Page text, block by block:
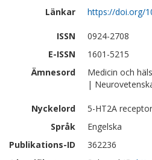
Länkar
https://doi.org/
ISSN
0924-2708
E-ISSN
1601-5215
Ämnesord
Medicin och
|
Nyckelord
5-HT2A
Språk
Engelska
Publikations-ID
362236